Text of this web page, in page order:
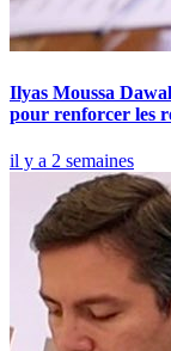
Ilyas Moussa
pour renforcer les
il y a 2 semaines